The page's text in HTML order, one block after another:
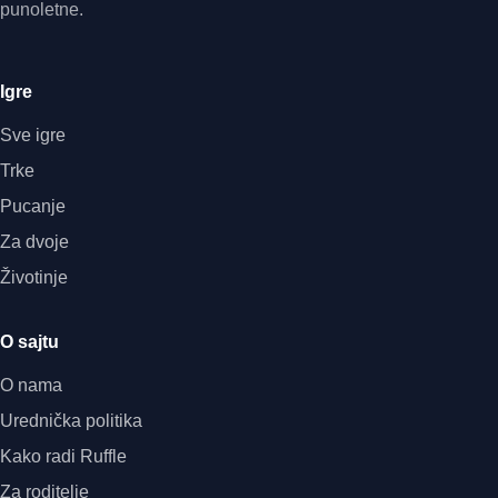
punoletne.
Igre
Sve igre
Trke
Pucanje
Za dvoje
Životinje
O sajtu
O nama
Urednička politika
Kako radi Ruffle
Za roditelje